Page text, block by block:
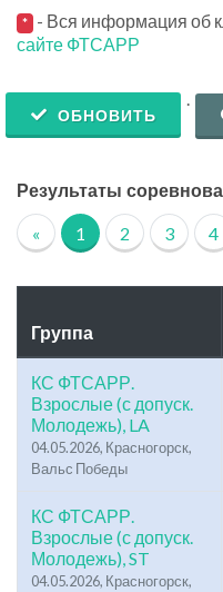
* - Вся информация об
сайте ФТСАРР
ОБНОВИТЬ
.
Результаты
« 1 2 3 4
Группа
КС ФТСАРР.
Взрослые (с допуск.
Молодежь), LA
04.05.2026, Красногорск,
Вальс Победы
КС ФТСАРР.
Взрослые (с допуск.
Молодежь), ST
04.05.2026, Красногорск,